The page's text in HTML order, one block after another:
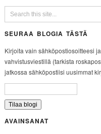
SEURAA BLOGIA TÄSTÄ
Kirjoita vain sähköpostiosoitteesi
vahvistusviestillä (tarkista
jatkossa sähköpostiisi uusimmat
AVAINSANAT